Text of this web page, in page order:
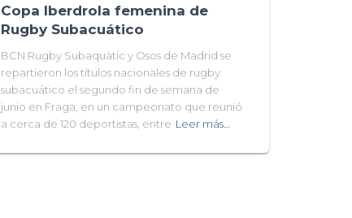
Copa Iberdrola femenina de
Rugby Subacuático
BCN Rugby Subaquàtic y Osos de Madrid se
repartieron los títulos nacionales de rugby
subacuático el segundo fin de semana de
junio en Fraga, en un campeonato que reunió
a cerca de 120 deportistas, entre Leer más…